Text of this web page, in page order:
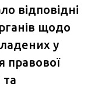
відповідні
щодо
у
правової
та